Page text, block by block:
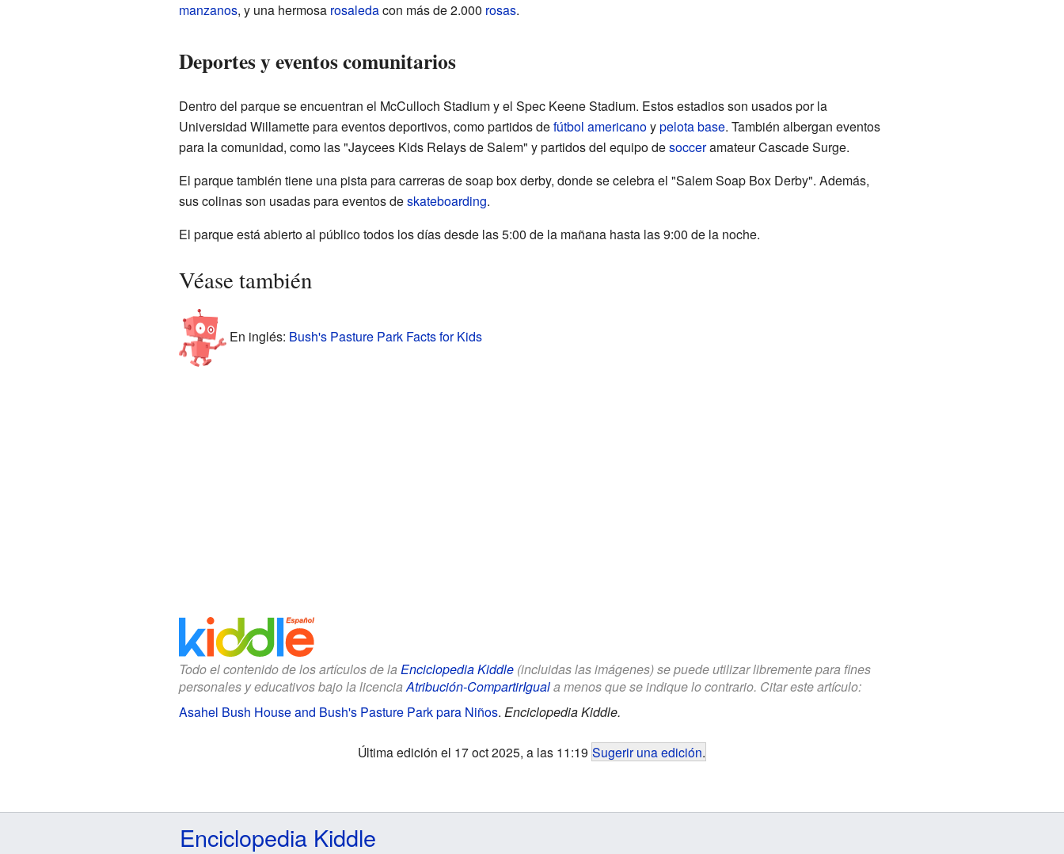
manzanos, y una hermosa rosaledacon más de 2.000 rosas.
Deportes y eventos comunitarios
Dentro del parque se encuentran el McCulloch Stadium y el Spec Keene Stadium. Estos estadios son usados por la
Universidad Willamette para eventos deportivos, como partidos defútbol americanoypelota base. También albergan eventos
para la comunidad, como las "Jaycees Kids Relays de Salem" y partidos del equipo desocceramateur Cascade Surge.
El parque también tiene una pista para carreras de soap box derby, donde se celebra el "Salem Soap Box Derby". Además,
sus colinas son usadas para eventos deskateboarding.
El parque está abierto al público todos los días desde las 5:00 de la mañana hasta las 9:00 de la noche.
Véase también
En inglés: Bush's Pasture Park Facts for Kids
Todo el contenido de los artículos de la Enciclopedia Kiddle(incluidas las imágenes) se puede utilizar libremente para fines
personales y educativos bajo la licenciaAtribución-CompartirIguala menos que se indique lo contrario. Citar este artículo:
Asahel Bush House and Bush's Pasture Park para Niños. Enciclopedia Kiddle.
Última edición el 17 oct 2025, a las 11:19 Sugerir una edición.
Enciclopedia Kiddle